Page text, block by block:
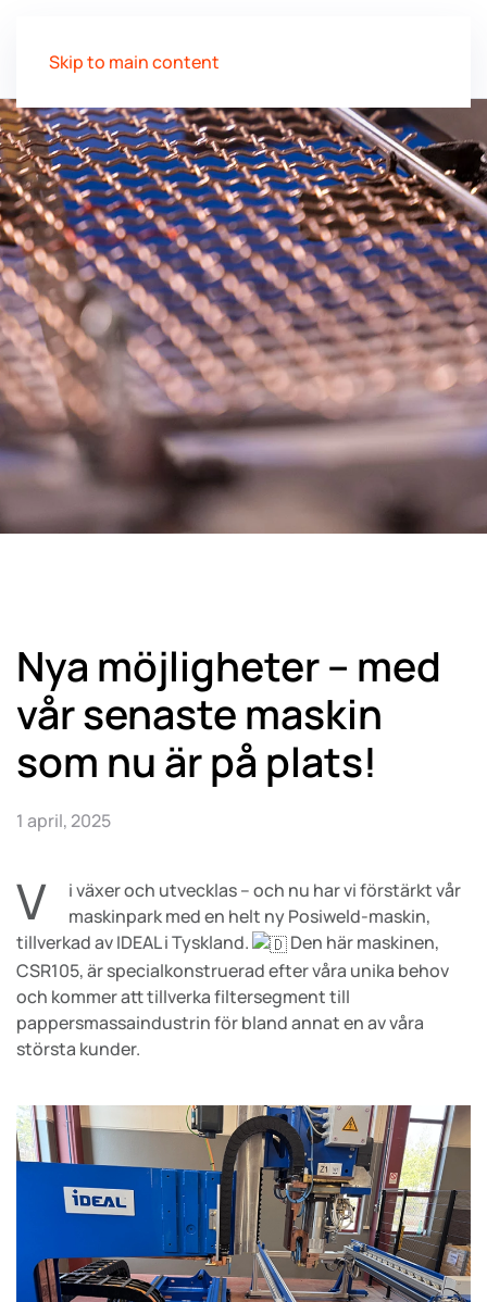
Skip to main content
Nya möjligheter – med
vår senaste maskin
som nu är på plats!
1 april, 2025
V iväxer och utvecklas – och nu har vi förstärkt vår
maskinpark med en helt ny Posiweld-maskin,
tillverkad av IDEAL i Tyskland.
Den här maskinen,
CSR105, är specialkonstruerad efter våra unika behov
och kommer att tillverka filtersegment till
pappersmassaindustrin för bland annat en av våra
största kunder.